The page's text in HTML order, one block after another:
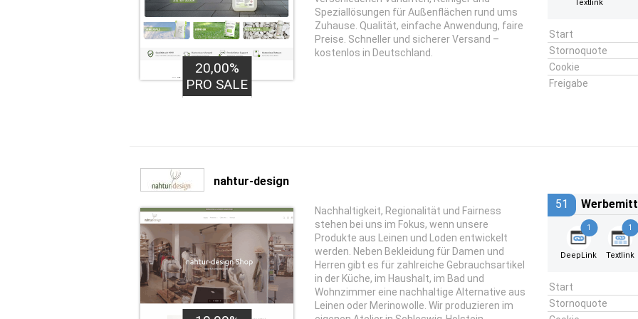
20,00%
PRO SALE
Speziallösungen für Außenflächen rund ums
Zuhause. Qualität, einfache Anwendung, faire
Preise. Schneller und sicherer Versand –
kostenlos in Deutschland.
Textlink
Start
Stornoquote
Cookie
Freigabe
nahtur-design
Nachhaltigkeit, Regionalität und Fairness
stehen bei uns im Fokus, wenn unsere
Produkte aus Leinen und Loden entwickelt
werden. Neben Bekleidung für Damen und
Herren gibt es für zahlreiche Gebrauchsartikel
in der Küche, im Haushalt, im Bad und
Wohnzimmer eine nachhaltige Alternative aus
Leinen oder Merinowolle. Wir produzieren im
51
1
DeepLink
1
Textlink
Start
Stornoquote